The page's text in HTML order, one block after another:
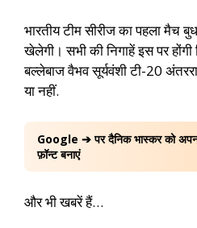
भारतीय टीम सीरीज का पहला मैच
खेलेगी। सभी की निगाहें इस पर
बल्लेबाज वैभव सूर्यवंशी टी-20
या नहीं.
Google ➔ पर दैनिक भास्कर को
फ़ॉन्ट बनाएं
और भी खबरें हैं…